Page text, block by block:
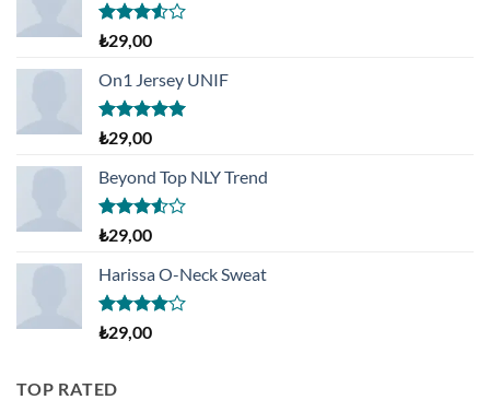
5
üzerinden
3.50oy
aldı
₺29,00
On1 Jersey UNIF
5 üzerinden
5.00oy
aldı
₺29,00
Beyond Top NLY Trend
5
üzerinden
3.50oy
aldı
₺29,00
Harissa O-Neck Sweat
5
üzerinden
aldı
₺29,00
TOP RATED